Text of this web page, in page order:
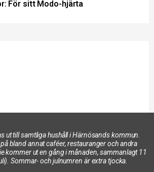
För sitt Modo-hjärta
Pernilla i expeditionen
ut till samtliga hushåll i Härnösands kommun.
bland annat caféer, restauranger och andra
kommer ut en gång i månaden, sammanlagt 11
Sommar- och julnumren är extra tjocka.